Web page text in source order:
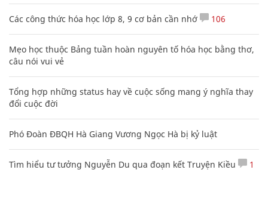
Các công thức hóa học lớp 8, 9 cơ bản cần nhớ 106
Mẹo học thuộc Bảng tuần hoàn nguyên tố hóa học bằng thơ,
câu nói vui vẻ
Tổng hợp những status hay về cuộc sống mang ý nghĩa thay
đổi cuộc đời
Phó Đoàn ĐBQH Hà Giang Vương Ngọc Hà bị kỷ luật
Tìm hiểu tư tưởng Nguyễn Du qua đoạn kết Truyện Kiều 1